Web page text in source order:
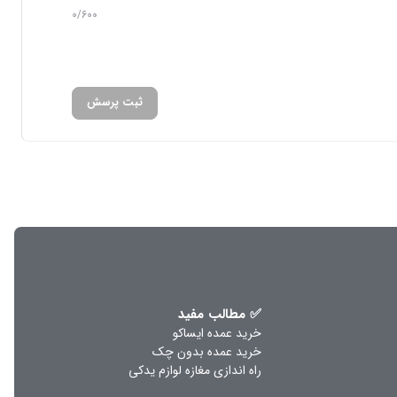
. دیسک های ترمز جلو ماشین در انواع برندهای
0/600
ثبت پرسش
✅ مطالب مفید
خرید عمده ایساکو
خرید عمده بدون چک
راه اندازی مغازه لوازم یدکی